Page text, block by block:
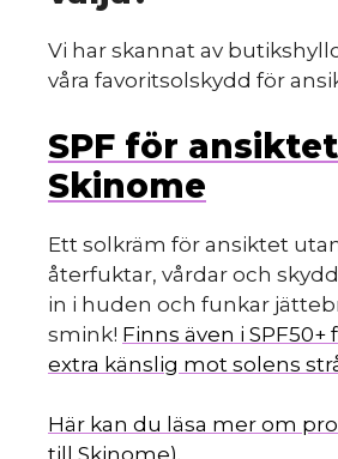
Vi har skannat av
våra favoritsolskydd för
SPF för
Skinome
Ett solkräm för ansiktet
återfuktar, vårdar och
in i huden och funkar
smink! Finns även i
extra känslig mot solens
Här kan du läsa mer om
till Skinome).